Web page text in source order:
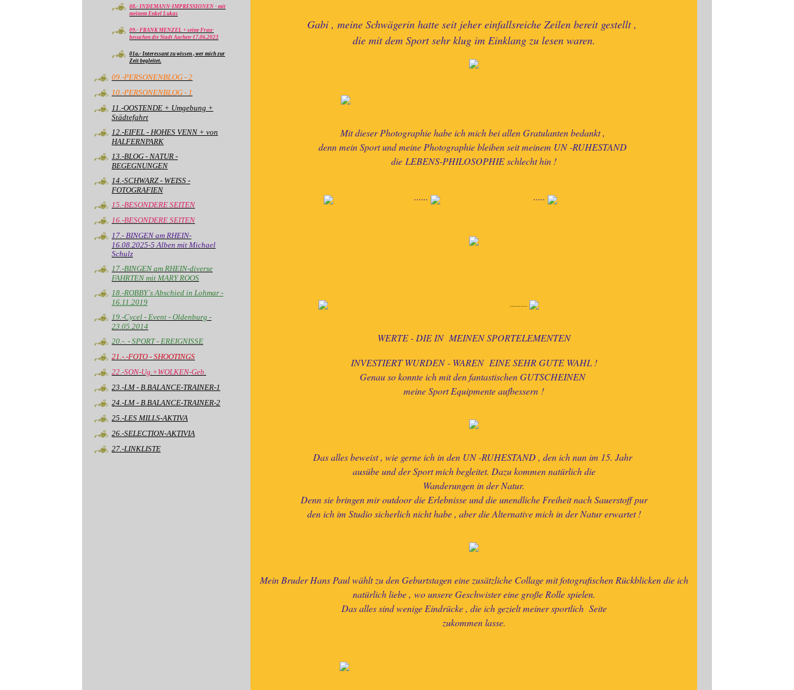
08.- INDEMANN-IMPRESSIONEN - mit
meinem Enkel Lukas
09.- FRANK MENZEL + seine Frau-
besuchen die Stadt Aachen-17.06.2023
01a.- Interessant zu wissen , wer mich zur
Zeit begleitet.
09.-PERSONENBLOG - 2
10.-PERSONENBLOG - 1
11.-OOSTENDE + Umgebung +
Städtefahrt
12.-EIFEL - HOHES VENN + von
HALFERNPARK
13.-BLOG - NATUR -
BEGEGNUNGEN
14.-SCHWARZ - WEISS -
FOTOGRAFIEN
15.-BESONDERE SEITEN
16.-BESONDERE SEITEN
17.- BINGEN am RHEIN-
16.08.2025-5 Alben mit Michael
Schulz
17.-BINGEN am RHEIN-diverse
FAHRTEN mit MARY ROOS
18.-ROBBY`s Abschied in Lohmar -
16.11.2019
19.-Cycel - Event - Oldenburg -
23.05.2014
20.-. - SPORT - EREIGNISSE
21.-.-FOTO - SHOOTINGS
22.-SON-Ug.+WOLKEN-Geb.
23.-LM - B.BALANCE-TRAINER-1
24.-LM - B.BALANCE-TRAINER-2
25.-LES MILLS-AKTIVA
26.-SELECTION-AKTIVIA
27.-LINKLISTE
Gabi , meine Schwägerin hatte seit jeher einfallsreiche Zeilen bereit gestellt ,
die mit dem Sport sehr klug im Einklang zu lesen waren.
Mit dieser Photographie habe ich mich bei allen Gratulanten bedankt ,
denn mein Sport und meine Photographie bleiben seit meinem UN -RUHESTAND
die LEBENS-PHILOSOPHIE schlecht hin !
...... .....
..........
WERTE - DIE IN MEINEN SPORTELEMENTEN
INVESTIERT WURDEN - WAREN EINE SEHR GUTE WAHL !
Genau so konnte ich mit den fantastischen GUTSCHEINEN
meine Sport Equipmente aufbessern !
Das alles beweist , wie gerne ich in den UN -RUHESTAND , den ich nun im 15. Jahr
ausübe und der Sport mich begleitet. Dazu kommen natürlich die
Wanderungen in der Natur.
Denn sie bringen mir outdoor die Erlebnisse und die unendliche Freiheit nach Sauerstoff pur
den ich im Studio sicherlich nicht habe , aber die Alternative mich in der Natur erwartet !
Mein Bruder Hans Paul wählt zu den Geburtstagen eine zusätzliche Collage mit fotografischen Rückblicken die ich
natürlich liebe , wo unsere Geschwister eine große Rolle spielen.
Das alles sind wenige Eindrücke , die ich gezielt meiner sportlich Seite
zukommen lasse.